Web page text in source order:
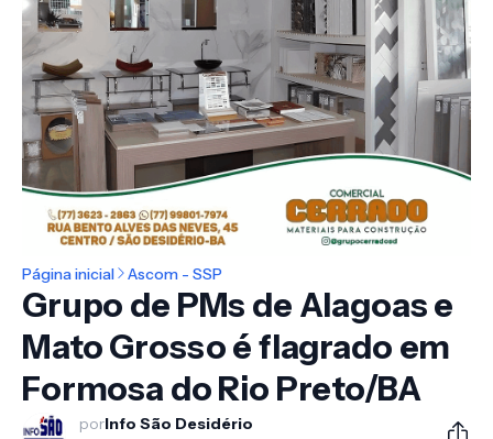
Página inicial Ascom - SSP
Grupo de PMs de Alagoas e
Mato Grosso é flagrado em
Formosa do Rio Preto/BA
porInfo São Desidério